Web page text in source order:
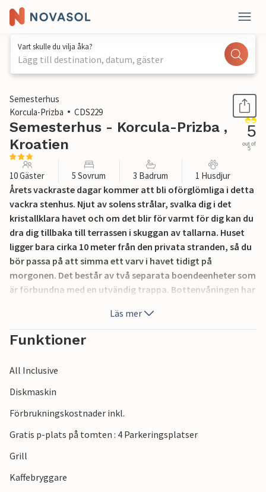
Vart skulle du vilja åka?
Lägg till destination, datum, gäster
1 / 58
Semesterhus
Korcula-Prizba
CDS229
Semesterhus - Korcula-Prizba ,
Kroatien
5
out of
5
10 Gäster 5 Sovrum 3 Badrum 1 Husdjur
Årets vackraste dagar kommer att bli oförglömliga i detta
vackra stenhus. Njut av solens strålar, svalka dig i det
kristallklara havet och om det blir för varmt för dig kan du
dra dig tillbaka till terrassen i skuggan av tallarna. Huset
ligger bara cirka 10 meter från den privata stranden, så du
bör passa på att simma ett varv i havet tidigt på
morgonen. Det består av två separata boendeenheter som
är förbundna med en utvändig trappa. Bottenvåningen har
din egen båt finns en förtöjning tillgänglig utan kostnad.
Läs mer
Funktioner
All Inclusive
Diskmaskin
Förbrukningskostnader inkl.
Gratis p-plats på tomten : 4 Parkeringsplatser
Grill
Kaffebryggare